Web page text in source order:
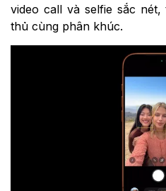
video call và selfie sắc
thủ cùng phân khúc.